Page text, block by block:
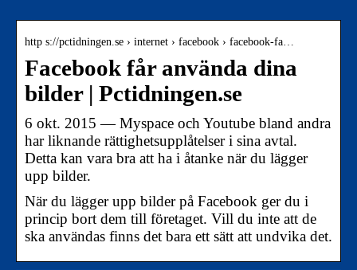
http s://pctidningen.se › internet › facebook › facebook-fa…
Facebook får använda dina
bilder | Pctidningen.se
6 okt. 2015 — Myspace och Youtube bland andra
har liknande rättighetsupplåtelser i sina avtal.
Detta kan vara bra att ha i åtanke när du lägger
upp bilder.
När du lägger upp bilder på Facebook ger du i
princip bort dem till företaget. Vill du inte att de
ska användas finns det bara ett sätt att undvika det.